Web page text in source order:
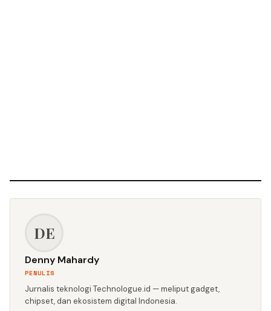
DE
Denny Mahardy
PENULIS
Jurnalis teknologi Technologue.id — meliput gadget,
chipset, dan ekosistem digital Indonesia.